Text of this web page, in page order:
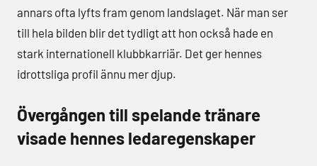
annars ofta lyfts fram genom landslaget. När man ser
till hela bilden blir det tydligt att hon också hade en
stark internationell klubbkarriär. Det ger hennes
idrottsliga profil ännu mer djup.
Övergången till spelande tränare
visade hennes ledaregenskaper